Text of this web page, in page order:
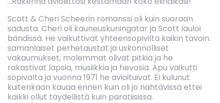
Scott & Cheri Scheerin romanssi oli kuin suoraan
sadusta. Cheri oli kauneuskuningatar ja Scott lauloi
bändissä. He vaikuttivat yhteensopivilta kaikin tavoin:
samanlaiset perhetaustat ja uskonnolliset
vakaumukset, molemmat olivat pitkiä ja he
rakastivat lapsia, musiikkia ja hevosia. Apu vaikutti
sopivalta ja vuonna 1971 he avioituivat. Ei kulunut
kuitenkaan kauaa ennen kuin oli jo nähtävissä ettei
kaikki ollut täydellistä kuin paratiisissa.